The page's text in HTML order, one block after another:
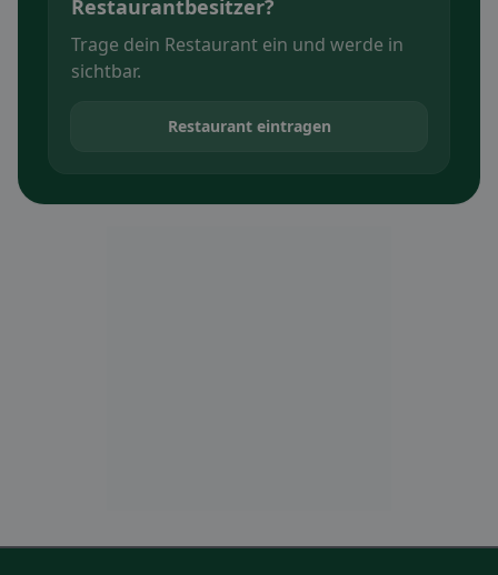
Restaurantbesitzer?
Trage dein Restaurant ein und werde in
sichtbar.
Restaurant eintragen